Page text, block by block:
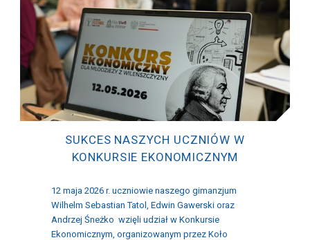
SUKCES NASZYCH UCZNIÓW W
KONKURSIE EKONOMICZNYM
12 maja 2026 r. uczniowie naszego gimanzjum
Wilhelm Sebastian Tatol, Edwin Gawerski oraz
Andrzej Śneżko wzięli udział w Konkursie
Ekonomicznym, organizowanym przez Koło